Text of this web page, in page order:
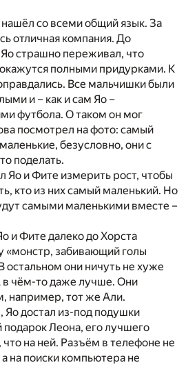
нашёл со всеми общий язык. За
отличная компания. До
страшно переживал, что
полными придурками. К
Все мальчишки были
и – как и сам Яо –
футбола. О таком он мог
посмотрел на фото: самый
безусловно, они с
поделать.
Яо и Фите измерить рост, чтобы
кто из них самый маленький. Но
самыми маленькими вместе –
и Фите далеко до Хорста
забивающий голы
остальном они ничуть не хуже
в чём-то даже лучше. Они
например, тот же Али.
достал из-под подушки
Леона, его лучшего
что на ней. Разъём в телефоне не
на поиски компьютера не